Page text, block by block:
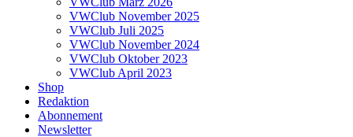
VWClub November 2025
VWClub Juli 2025
VWClub November 2024
VWClub Oktober 2023
VWClub April 2023
Shop
Redaktion
Abonnement
Newsletter